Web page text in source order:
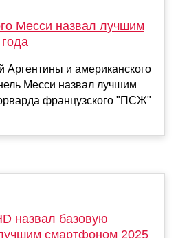
Месси назвал лучшим
и американского
Месси назвал лучшим
французского "ПСЖ"
назвал базовую
смартфоном 2025